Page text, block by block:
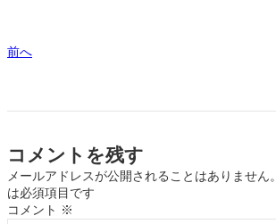
前へ
コメントを残す
メールアドレスが公開されることはありません。
は必須項目です
コメント ※